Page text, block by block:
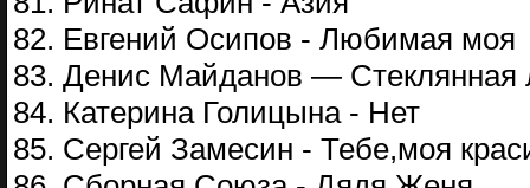
82. Евгений Осипов - Любимая моя
83. Денис Майданов — Стеклянная
84. Катерина Голицына - Нет
85. Сергей Замесин - Тебе,моя